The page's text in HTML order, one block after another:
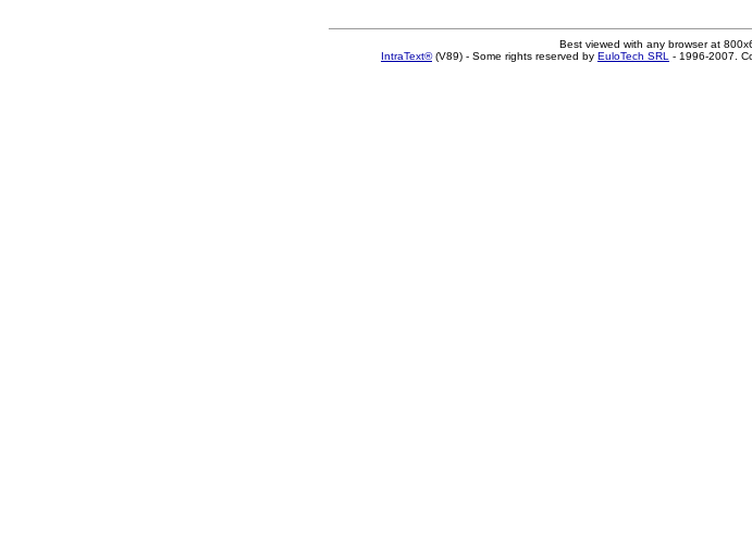
Best viewed with any browser at
IntraText®(V89) - Some rights reserved by EuloTech SRL - 1996-2007.